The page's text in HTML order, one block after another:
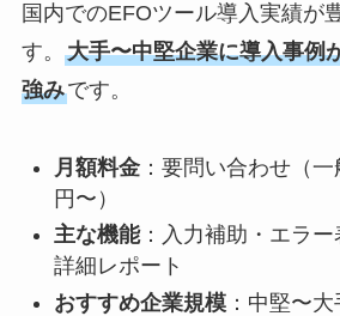
国内でのEFOツール導入実績が
す。 大手〜中堅企業に導入事例
強みです。
月額料金：要問い合わせ（
円〜）
主な機能：入力補助・エラー
詳細レポート
おすすめ企業規模：中堅〜